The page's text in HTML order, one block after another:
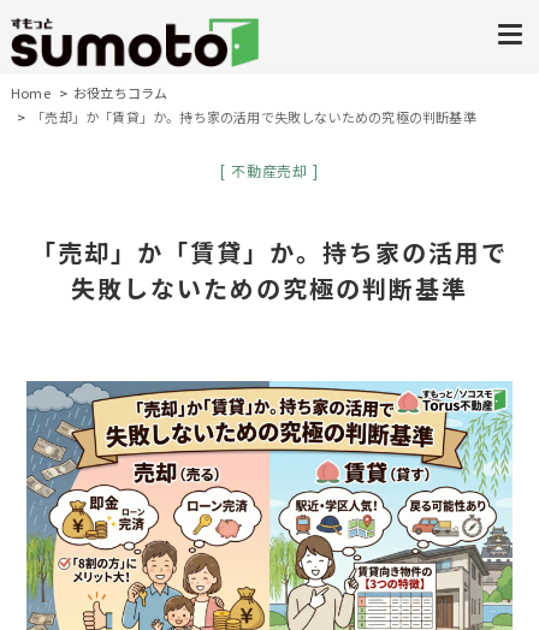
Home
お役立ちコラム
「売却」か「賃貸」か。持ち家の活用で失敗しないための究極の判断基準
不動産売却
「売却」か「賃貸」か。持ち家の活用で
失敗しないための究極の判断基準